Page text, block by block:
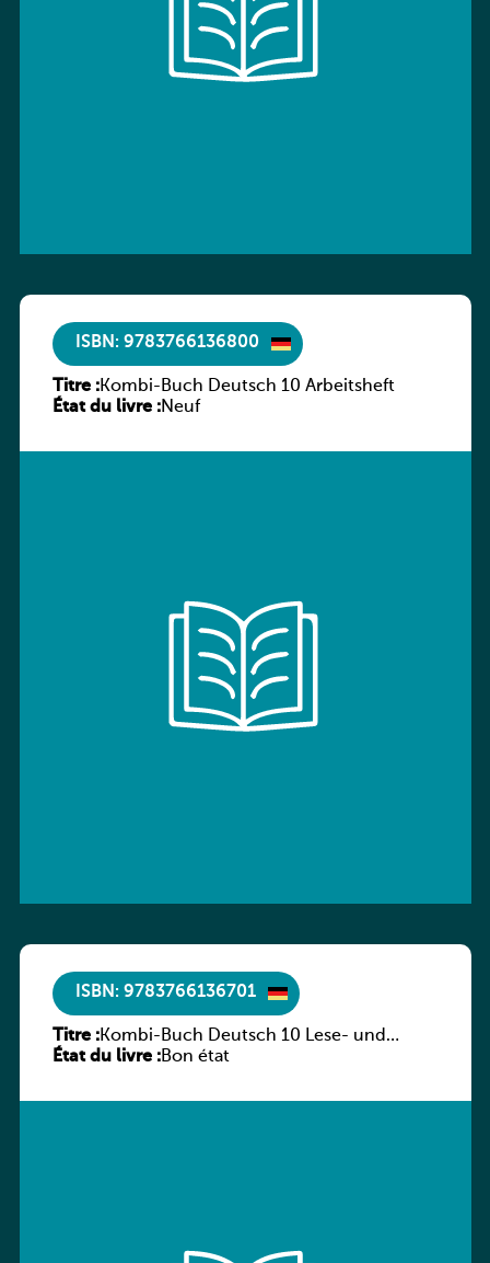
ISBN: 9783766136800
Titre :Kombi-Buch Deutsch 10 Arbeitsheft
État du livre :Neuf
ISBN: 9783766136701
Titre :Kombi-Buch Deutsch 10 Lese- und
Sprachbuch
État du livre :Bon état